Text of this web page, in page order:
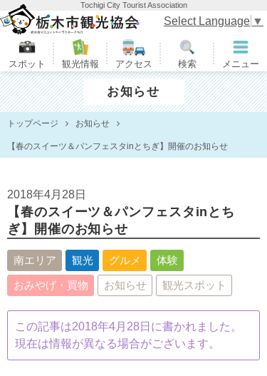
Tochigi City Tourist Association
栃木市観光協会
スポット 観光情報 アクセス 検索 メニュー
Select Language ▼
お知らせ
トップページ お知らせ
【春のスイーツ＆パンフェスタinとちぎ】開催のお知らせ
2018年4月28日
【春のスイーツ＆パンフェスタinとち
ぎ】開催のお知らせ
南エリア 観光 グルメ 体験
おみやげ・買物 お知らせ 観光スポット
この記事は2018年4月28日に書かれました。
現在は情報が異なる場合がございます。